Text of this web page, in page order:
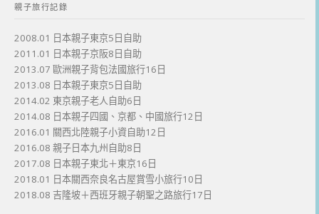
親子旅行記錄
2008.01 日本親子東京5日自助
2011.01 日本親子京阪8日自助
2013.07 歐洲親子背包法國旅行16日
2013.08 日本親子東京5日自助
2014.02 東京親子老人自助6日
2014.08 日本親子四國、京都、中國旅行12日
2016.01 關西北陸親子小資自助12日
2016.08 親子日本九州自助8日
2017.08 日本親子東北＋東京16日
2018.01 日本關西奈良名古屋賞雪小旅行10日
2018.08 吉隆坡＋西班牙親子朝聖之路旅行17日